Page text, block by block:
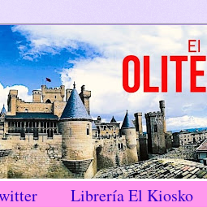
Librería El Kiosko